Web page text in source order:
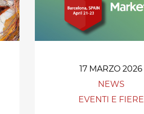
17 MARZO 2026
NEWS
EVENTI E FIERE